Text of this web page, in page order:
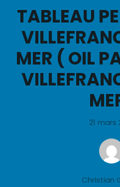
TABLEAU
MER ( OIL
21 mars
Christian